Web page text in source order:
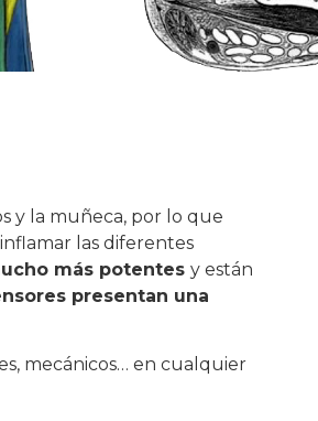
y la muñeca, por lo que
las diferentes
más potentes y están
presentan una
mecánicos… en cualquier